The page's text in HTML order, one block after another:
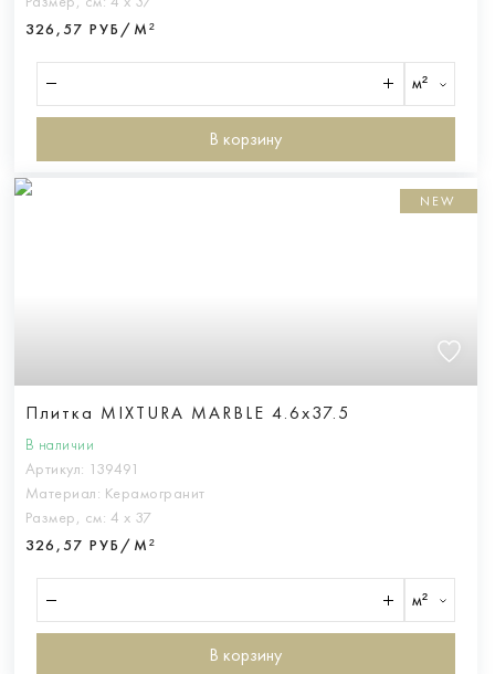
326,57 РУБ/М²
м²
В корзину
NEW
Плитка MIXTURA MARBLE 4.6x37.5
В наличии
Артикул: 139491
Материал: Керамогранит
Размер, см: 4 х 37
326,57 РУБ/М²
м²
В корзину